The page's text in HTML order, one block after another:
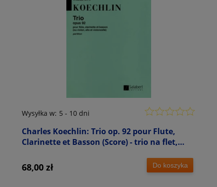
Charles Koechlin: Trio op. 92 pour Flute,
Clarinette et Basson (Score) - trio na flet,
Wysyłka w: 5 - 10 dni
68,00 zł Do koszyka